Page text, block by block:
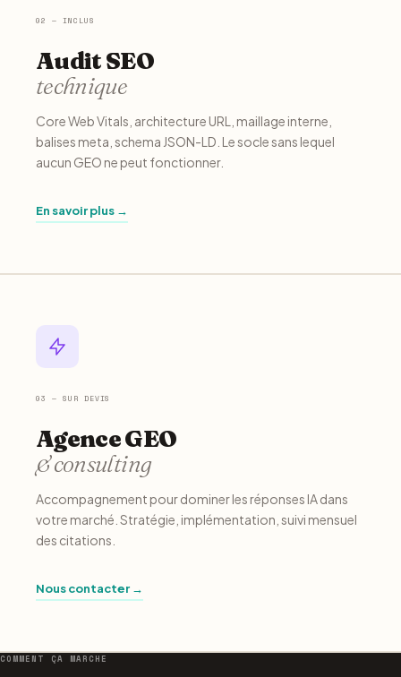
02 — INCLUS
Audit SEO
technique
Core Web Vitals, architecture URL, maillage interne,
balises meta, schema JSON-LD. Le socle sans lequel
aucun GEO ne peut fonctionner.
En savoir plus →
03 — SUR DEVIS
Agence GEO
& consulting
Accompagnement pour dominer les réponses IA dans
votre marché. Stratégie, implémentation, suivi mensuel
des citations.
Nous contacter →
COMMENT ÇA MARCHE